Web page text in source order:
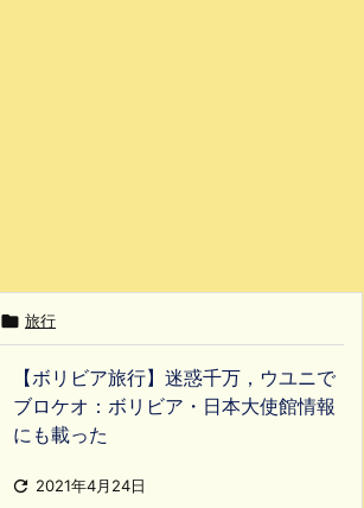
 旅行
【ボリビア旅行】迷惑千万，ウユニで
ブロケオ：ボリビア・日本大使館情報
にも載った
 2021年4月24日